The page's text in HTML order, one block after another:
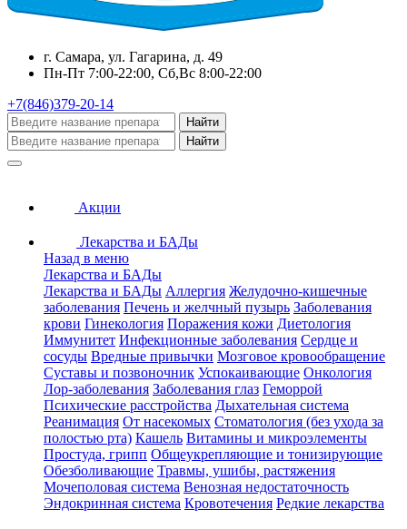
г. Самара, ул. Гагарина, д. 49
Пн-Пт 7:00-22:00, Сб,Вс 8:00-22:00
+7(846)379-20-14
Найти
Найти
Акции
Лекарства и БАДы
Назад в меню
Лекарства и БАДы
Лекарства и БАДы Аллергия Желудочно-кишечные
заболевания Печень и желчный пузырь Заболевания
крови Гинекология Поражения кожи Диетология
Иммунитет Инфекционные заболевания Сердце и
сосуды Вредные привычки Мозговое кровообращение
Суставы и позвоночник Успокаивающие Онкология
Лор-заболевания Заболевания глаз Геморрой
Психические расстройства Дыхательная система
Реанимация От насекомых Стоматология (без ухода за
полостью рта) Кашель Витамины и микроэлементы
Простуда, грипп Общеукрепляющие и тонизирующие
Обезболивающие Травмы, ушибы, растяжения
Мочеполовая система Венозная недостаточность
Эндокринная система Кровотечения Редкие лекарства